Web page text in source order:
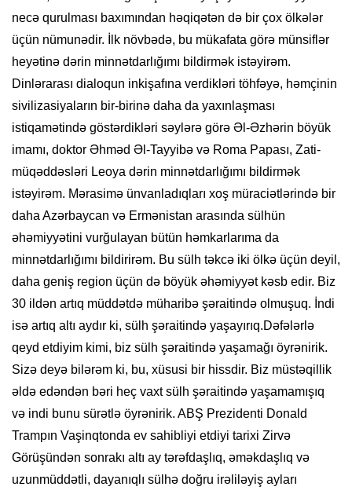
necə qurulması baxımından həqiqətən də bir çox ölkələr
üçün nümunədir. İlk növbədə, bu mükafata görə münsiflər
heyətinə dərin minnətdarlığımı bildirmək istəyirəm.
Dinlərarası dialoqun inkişafına verdikləri töhfəyə, həmçinin
sivilizasiyaların bir-birinə daha da yaxınlaşması
istiqamətində göstərdikləri səylərə görə Əl-Əzhərin böyük
imamı, doktor Əhməd Əl-Tayyibə və Roma Papası, Zati-
müqəddəsləri Leoya dərin minnətdarlığımı bildirmək
istəyirəm. Mərasimə ünvanladıqları xoş müraciətlərində bir
daha Azərbaycan və Ermənistan arasında sülhün
əhəmiyyətini vurğulayan bütün həmkarlarıma da
minnətdarlığımı bildirirəm. Bu sülh təkcə iki ölkə üçün deyil,
daha geniş region üçün də böyük əhəmiyyət kəsb edir. Biz
30 ildən artıq müddətdə müharibə şəraitində olmuşuq. İndi
isə artıq altı aydır ki, sülh şəraitində yaşayırıq.Dəfələrlə
qeyd etdiyim kimi, biz sülh şəraitində yaşamağı öyrənirik.
Sizə deyə bilərəm ki, bu, xüsusi bir hissdir. Biz müstəqillik
əldə edəndən bəri heç vaxt sülh şəraitində yaşamamışıq
və indi bunu sürətlə öyrənirik. ABŞ Prezidenti Donald
Trampın Vaşinqtonda ev sahibliyi etdiyi tarixi Zirvə
Görüşündən sonrakı altı ay tərəfdaşlıq, əməkdaşlıq və
uzunmüddətli, dayanıqlı sülhə doğru irəliləyiş ayları